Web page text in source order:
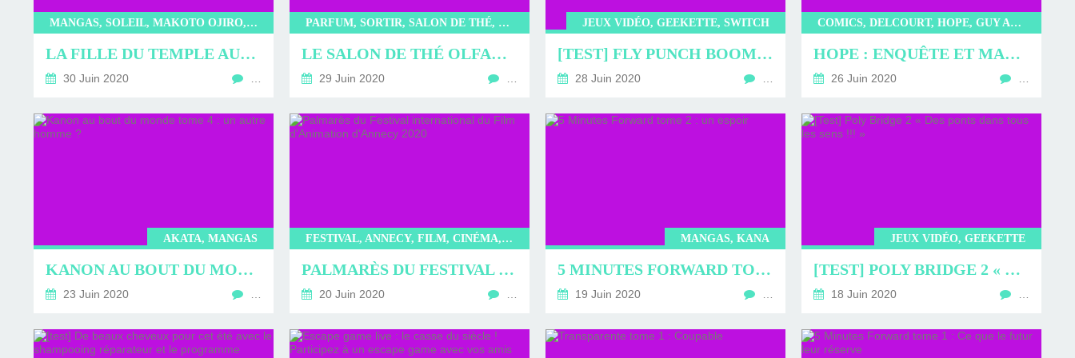
PLUS ENCORE
MANGAS, SOLEIL, MAKOTO OJIRO, LA FILLE DU TEMPLE AUX CHATS
LA FILLE DU TEMPLE AUX CHATS TOME 4 : LES PETITS PLAISIRS DE L’ÉTÉ
30 Juin 2020
PARFUM, SORTIR, SALON DE THÉ, STATE OF MIND
LE SALON DE THÉ OLFACTIF STATE OF MIND UN LIEU UNIQUE D’EXPÉRIMENTATIONS SENSORIELLES
29 Juin 2020
JEUX VIDÉO, GEEKETTE, SWITCH
[TEST] FLY PUNCH BOOM ! : DES COMBATS TITANESQUES !!!
28 Juin 2020
COMICS, DELCOURT, HOPE, GUY ADAMS, JIMMY BROXTON
HOPE : ENQUÊTE ET MAGIE NOIRE DANS LE HOLLYWOOD DES ANNÉES 40
26 Juin 2020
AKATA, MANGAS
KANON AU BOUT DU MONDE TOME 4 : UN AUTRE HOMME ?
23 Juin 2020
FESTIVAL, ANNECY, FILM, CINÉMA, ANIMÉS
PALMARÈS DU FESTIVAL INTERNATIONAL DU FILM D'ANIMATION D'ANNECY 2020
20 Juin 2020
MANGAS, KANA
5 MINUTES FORWARD TOME 2 : UN ESPOIR
19 Juin 2020
JEUX VIDÉO, GEEKETTE
[TEST] POLY BRIDGE 2 « DES PONTS DANS TOUS LES SENS !!! »
18 Juin 2020